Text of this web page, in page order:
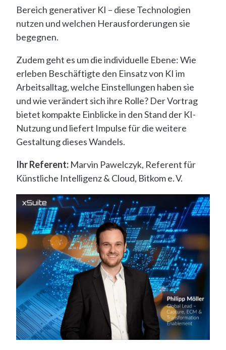
Bereich generativer KI – diese Technologien
nutzen und welchen Herausforderungen sie
begegnen.
Zudem geht es um die individuelle Ebene: Wie
erleben Beschäftigte den Einsatz von KI im
Arbeitsalltag, welche Einstellungen haben sie
und wie verändert sich ihre Rolle? Der Vortrag
bietet kompakte Einblicke in den Stand der KI-
Nutzung und liefert Impulse für die weitere
Gestaltung dieses Wandels.
Ihr Referent: Marvin Pawelczyk, Referent für
Künstliche Intelligenz & Cloud, Bitkom e. V.